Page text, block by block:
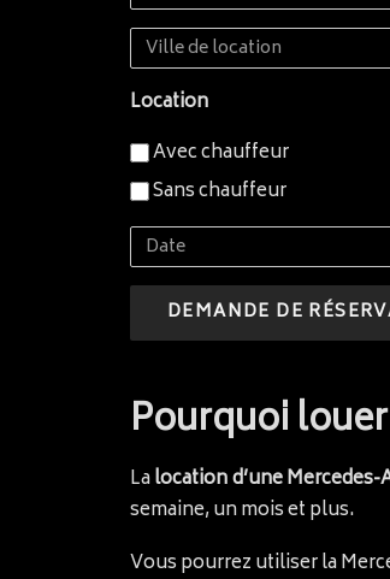
Ville
de
location
Location
Avec chauffeur
Sans chauffeur
Date
Pourquoi
Lalocation d’une Mercedes-
semaine, un mois et plus.
Vous pourrez utiliser la